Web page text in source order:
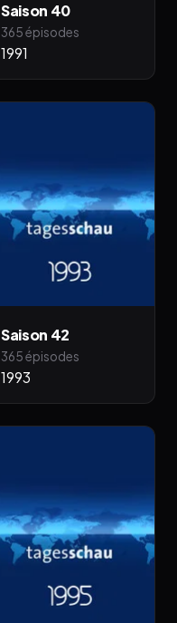
Saison 40
365 épisodes
1991
Saison 42
365 épisodes
1993